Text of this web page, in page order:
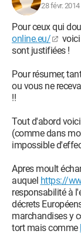
28 févr.
Pour ceux qui
online.eu/
sont justifiées !
Pour résumer,
ou vous ne
!!
Tout d'abord
(comme dans
impossible
Apres moult
auquel https://
responsabilité à
décrets
marchandises y
tort mais comme